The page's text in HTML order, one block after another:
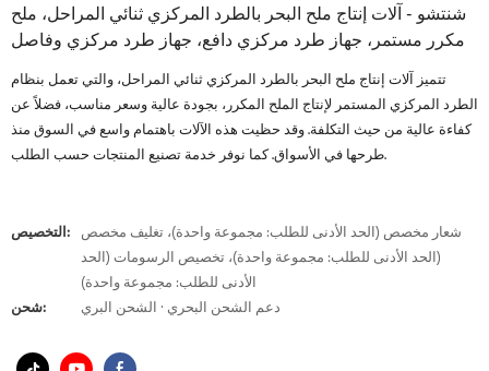
شنتشو - آلات إنتاج ملح البحر بالطرد المركزي ثنائي المراحل، ملح
مكرر مستمر، جهاز طرد مركزي دافع، جهاز طرد مركزي وفاصل
تتميز آلات إنتاج ملح البحر بالطرد المركزي ثنائي المراحل، والتي تعمل بنظام
الطرد المركزي المستمر لإنتاج الملح المكرر، بجودة عالية وسعر مناسب، فضلاً عن
كفاءة عالية من حيث التكلفة. وقد حظيت هذه الآلات باهتمام واسع في السوق منذ
طرحها في الأسواق. كما نوفر خدمة تصنيع المنتجات حسب الطلب.
التخصيص: شعار مخصص (الحد الأدنى للطلب: مجموعة واحدة)، تغليف مخصص
(الحد الأدنى للطلب: مجموعة واحدة)، تخصيص الرسومات (الحد
الأدنى للطلب: مجموعة واحدة)
شحن:
دعم الشحن البحري · الشحن البري